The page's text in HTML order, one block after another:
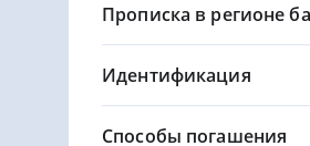
Прописка в регионе
Идентификация
Способы погашения